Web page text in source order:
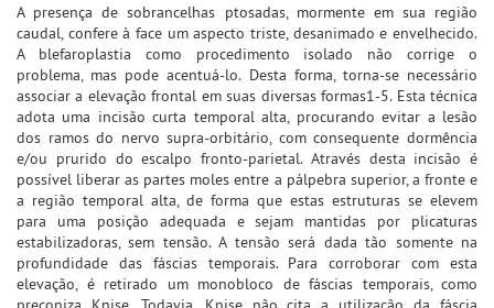
A presença de sobrancelhas ptosadas, mormente em sua região
caudal, confere à face um aspecto triste, desanimado e envelhecido.
A blefaroplastia como procedimento isolado não corrige o
problema, mas pode acentuá-lo. Desta forma, torna-se necessário
associar a elevação frontal em suas diversas formas1-5. Esta técnica
adota uma incisão curta temporal alta, procurando evitar a lesão
dos ramos do nervo supra-orbitário, com consequente dormência
e/ou prurido do escalpo fronto-parietal. Através desta incisão é
possível liberar as partes moles entre a pálpebra superior, a fronte e
a região temporal alta, de forma que estas estruturas se elevem
para uma posição adequada e sejam mantidas por plicaturas
estabilizadoras, sem tensão. A tensão será dada tão somente na
profundidade das fáscias temporais. Para corroborar com esta
elevação, é retirado um monobloco de fáscias temporais, como